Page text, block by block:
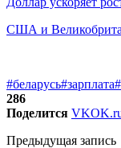
США и
#беларусь#зарплата
286
Поделится VK
Предыдущая запись